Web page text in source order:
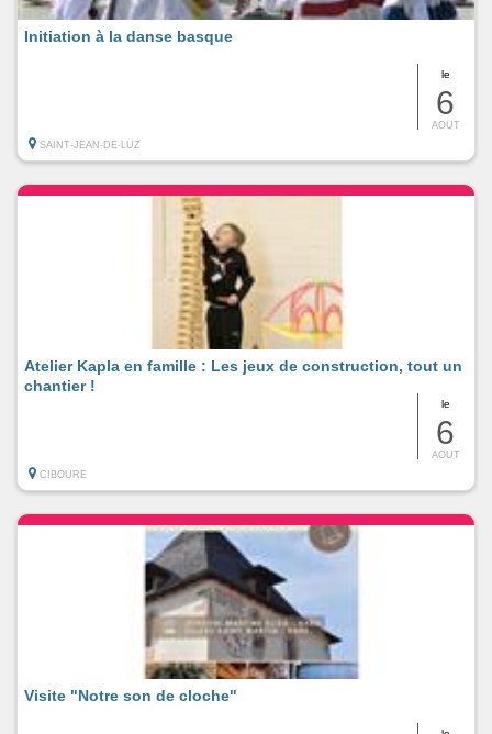
le
6
AOUT
Initiation à la danse basque
SAINT-JEAN-DE-LUZ
le
6
AOUT
Atelier Kapla en famille : Les jeux de construction, tout un
chantier !
CIBOURE
Visite "Notre son de cloche"